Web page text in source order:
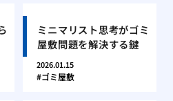
ミニマリスト思考がゴミ
屋敷問題を解決する鍵
2026.01.15
ゴミ屋敷